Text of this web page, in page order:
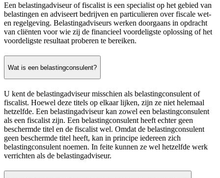
Een belastingadviseur of fiscalist is een specialist op het gebied van
belastingen en adviseert bedrijven en particulieren over fiscale wet-
en regelgeving. Belastingadviseurs werken doorgaans in opdracht
van cliënten voor wie zij de financieel voordeligste oplossing of het
voordeligste resultaat proberen te bereiken.
Wat is een belastingconsulent?
U kent de belastingadviseur misschien als belastingconsulent of
fiscalist. Hoewel deze titels op elkaar lijken, zijn ze niet helemaal
hetzelfde. Een belastingadviseur kan zowel een belastingconsulent
als een fiscalist zijn. Een belastingconsulent heeft echter geen
beschermde titel en de fiscalist wel. Omdat de belastingconsulent
geen beschermde titel heeft, kan in principe iedereen zich
belastingconsulent noemen. In feite kunnen ze wel hetzelfde werk
verrichten als de belastingadviseur.